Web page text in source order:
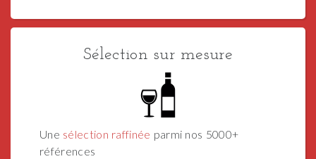
Sélection sur mesure
Une sélection raffinée parmi nos 5000+
références